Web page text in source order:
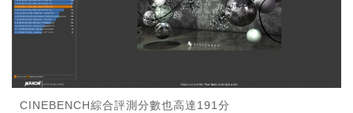
CINEBENCH綜合評測分數也高達191分